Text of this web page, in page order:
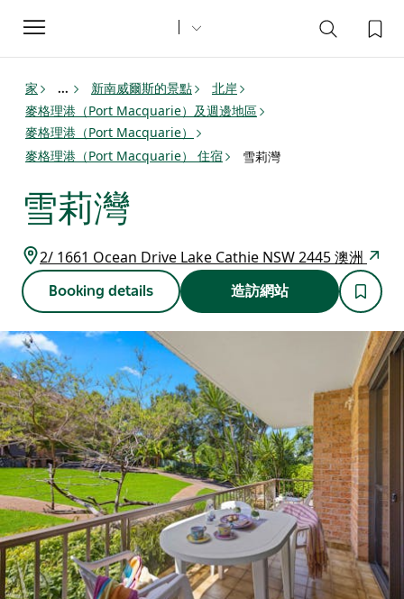
Toggle
navigation
家 ... 新南威爾斯的景點
北岸
麥格理港（Port Macquarie）及週邊地區
麥格理港（Port Macquarie）
麥格理港（Port Macquarie） 住宿
雪莉灣
雪莉灣
2/ 1661 Ocean Drive Lake Cathie NSW 2445 澳洲
Booking details 造訪網站